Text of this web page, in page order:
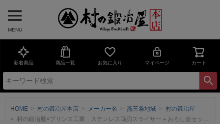
MENU
新着商品 商品一覧 お気に入り マイページ カート
HOME 村の鍛冶屋本店 メーカー名 燕三条地域
村の鍛冶屋
村の鍛冶屋×プリンス工業 ステンレス両刃スライサー＋おろし金セット マットブラック 三条製！往復スライス / 繊維を潰さずにおろせる ハンドルは汚れがつきにくいフッ素加工 ネコポス配送【頑張って送料無料！】